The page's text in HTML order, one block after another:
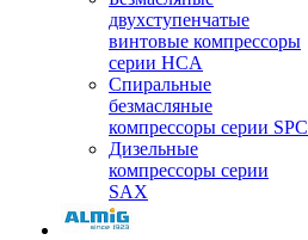
двухступенчатые
винтовые компрессоры
серии HCA
Спиральные
безмасляные
компрессоры серии SPC
Дизельные
компрессоры серии
SAX